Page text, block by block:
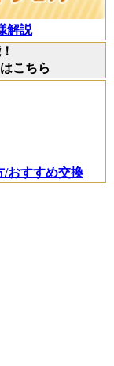
解説
こちら
/おすすめ交換